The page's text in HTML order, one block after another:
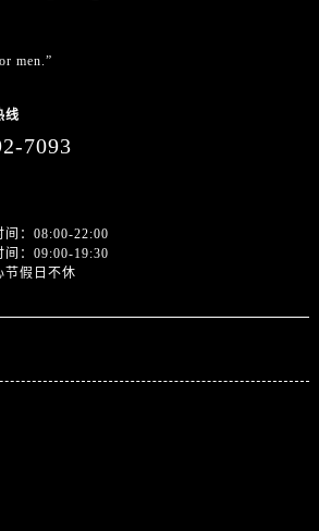
men.”
线
7093
间：08:00-22:00
间：09:00-19:30
节假日不休